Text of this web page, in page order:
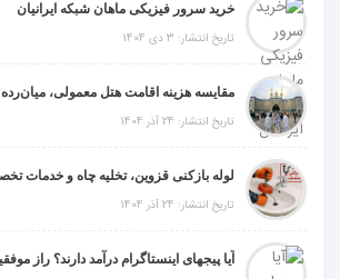
خرید سرور فیزیکی ماهان شبکه ایرانیان
تاریخ انتشار: 3 دی 1404
تاریخ انتشار: 24 آذر 1404
تاریخ انتشار: 24 آذر 1404